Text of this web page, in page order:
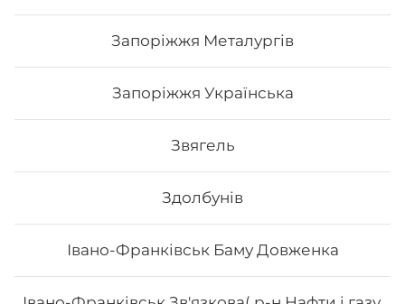
Запоріжжя Металургів
Запоріжжя Українська
Звягель
Здолбунів
Івано-Франківськ Баму Довженка
Леон